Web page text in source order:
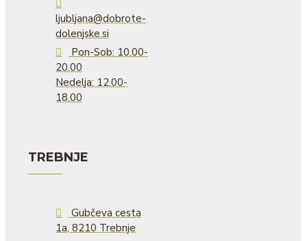
ljubljana@dobrote-
dolenjske.si
Pon-Sob: 10.00-
20.00
Nedelja: 12.00-
18.00
TREBNJE
Gubčeva cesta
1a, 8210 Trebnje